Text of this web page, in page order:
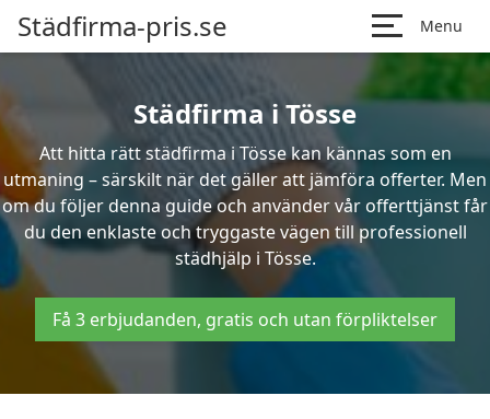
Städfirma-pris.se Menu
Städfirma i Tösse
Att hitta rätt städfirma i Tösse kan kännas som en
utmaning – särskilt när det gäller att jämföra offerter. Men
om du följer denna guide och använder vår offerttjänst får
du den enklaste och tryggaste vägen till professionell
städhjälp i Tösse.
Få 3 erbjudanden, gratis och utan förpliktelser